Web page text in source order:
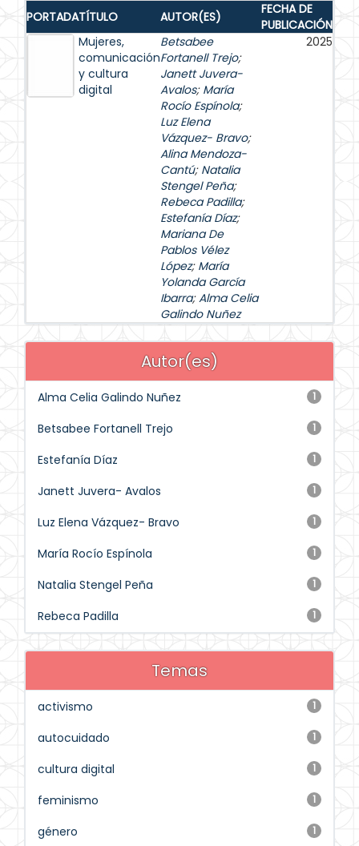
PORTADATÍTULO AUTOR(ES)
FECHA DE
PUBLICACIÓN
Mujeres,
comunicación
y cultura
digital
Betsabee
Fortanell Trejo;
Janett Juvera-
Avalos; María
Rocío Espínola;
Luz Elena
Vázquez- Bravo;
Alina Mendoza-
Cantú; Natalia
Stengel Peña;
Rebeca Padilla;
Estefanía Díaz;
Mariana De
Pablos Vélez
López; María
Yolanda García
Ibarra;Alma Celia
Galindo Nuñez
2025
Autor(es)
1
Alma Celia Galindo Nuñez
1
Betsabee Fortanell Trejo
1
Estefanía Díaz
1
Janett Juvera- Avalos
1
Luz Elena Vázquez- Bravo
1
María Rocío Espínola
1
Natalia Stengel Peña
1
Rebeca Padilla
Temas
1
activismo
1
autocuidado
1
cultura digital
1
feminismo
1
género